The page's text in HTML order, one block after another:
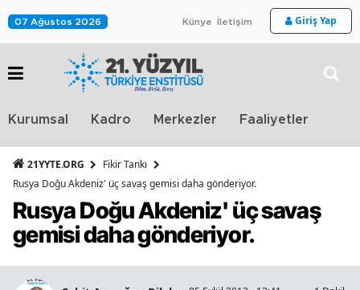
07 Ağustos 2026 Künye İletişim Giriş Yap
Kurumsal Kadro Merkezler Faaliyetler
21YYTE.ORG
Fikir Tankı
Rusya Doğu Akdeniz' üç savaş gemisi daha gönderiyor.
Rusya Doğu Akdeniz' üç savaş
gemisi daha gönderiyor.